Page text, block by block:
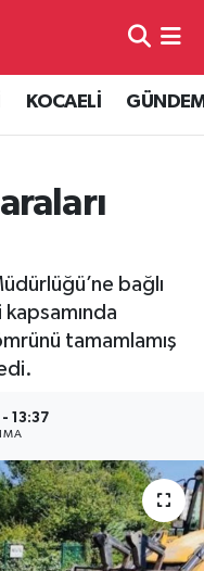
KOCAELİ
bağlı
tamamlamış
13:37